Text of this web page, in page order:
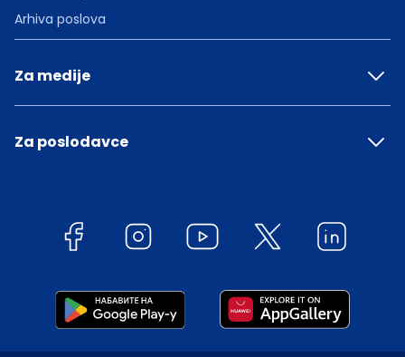
Arhiva poslova
Za medije
Za poslodavce